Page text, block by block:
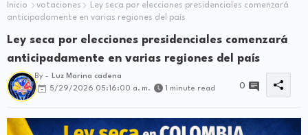
Inicio votaciones
Ley seca por elecciones presidenciales comenzará
anticipadamente en varias regiones del país
Ley seca por elecciones presidenciales comenzará
anticipadamente en varias regiones del país
By -
Luz Marina cadena
5/29/2026 05:16:00 a. m.
1 minute read 0